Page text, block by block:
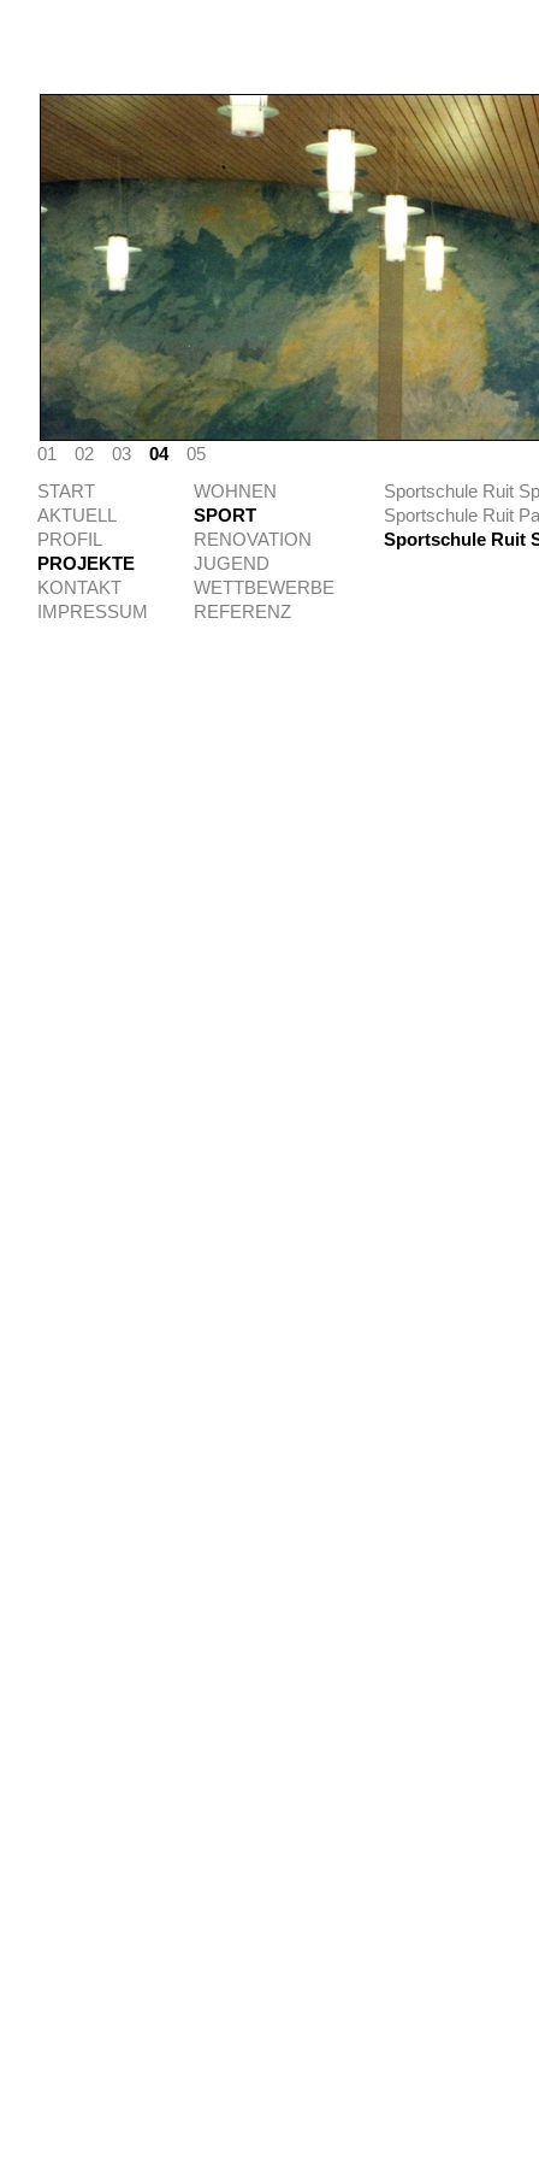
01 02 03 04
05
START
AKTUELL
PROFIL
PROJEKTE
KONTAKT
IMPRESSUM
Sportschule Ruit
Sportschule Ruit
Sportschule Ruit
WOHNEN
SPORT
RENOVATION
JUGEND
WETTBEWERBE
REFERENZ